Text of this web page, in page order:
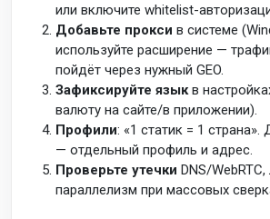
или включите whitelist-
Добавьте прокси в системе
используйте расширение —
пойдёт через нужный GEO.
Зафиксируйте языкв
валюту на сайте/в приложении).
Профили: «1 статик = 1
— отдельный профиль и адрес.
Проверьте утечки DNS/
параллелизм при массовых